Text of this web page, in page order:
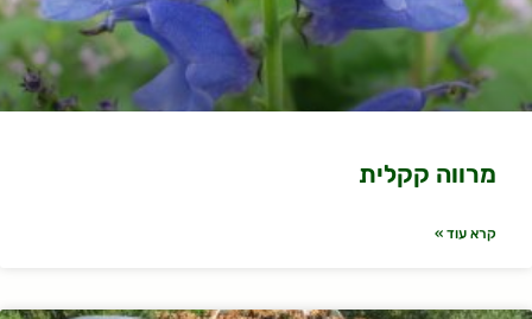
מרווה קקלית
קרא עוד »